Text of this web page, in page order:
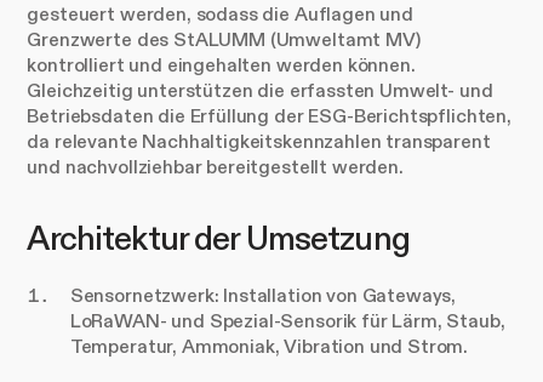
gesteuert werden, sodass die Auflagen und
Grenzwerte des StALUMM (Umweltamt MV)
kontrolliert und eingehalten werden können.
Gleichzeitig unterstützen die erfassten Umwelt- und
Betriebsdaten die Erfüllung der ESG-Berichtspflichten,
da relevante Nachhaltigkeitskennzahlen transparent
und nachvollziehbar bereitgestellt werden.
Architektur der Umsetzung
Sensornetzwerk: Installation von Gateways,
LoRaWAN- und Spezial-Sensorik für Lärm, Staub,
Temperatur, Ammoniak, Vibration und Strom.